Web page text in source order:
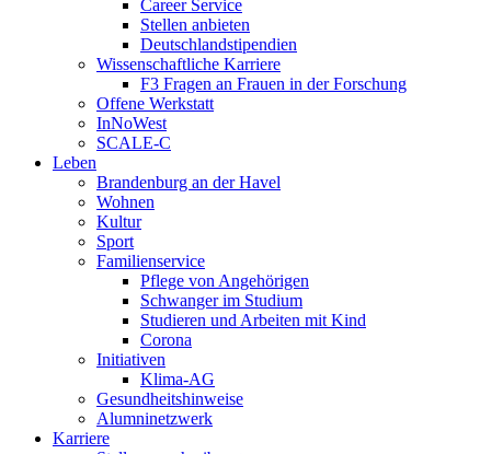
Career Service
Stellen anbieten
Deutschlandstipendien
Wissenschaftliche Karriere
F3 Fragen an Frauen in der Forschung
Offene Werkstatt
InNoWest
SCALE-C
Leben
Brandenburg an der Havel
Wohnen
Kultur
Sport
Familienservice
Pflege von Angehörigen
Schwanger im Studium
Studieren und Arbeiten mit Kind
Corona
Initiativen
Klima-AG
Gesundheitshinweise
Alumninetzwerk
Karriere